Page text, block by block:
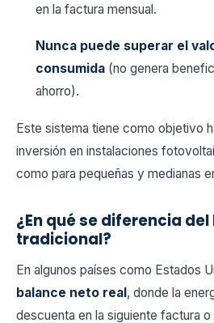
en la factura mensual.
Nunca puede superar el
consumida (no genera
ahorro).
Este sistema tiene como objetivo
inversión en instalaciones
como para pequeñas y medianas
¿En qué se diferencia
tradicional?
En algunos países como Estados
balance neto real, donde la
descuenta en la siguiente factura